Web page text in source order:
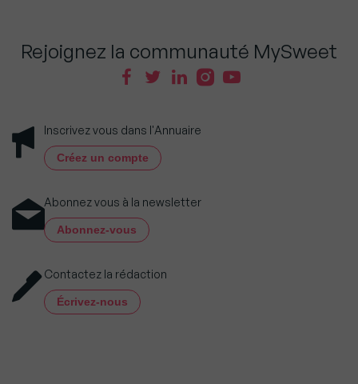
Rejoignez la communauté MySweet
Inscrivez vous dans l'Annuaire
Créez un compte
Abonnez vous à la newsletter
Abonnez-vous
Contactez la rédaction
Écrivez-nous